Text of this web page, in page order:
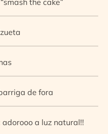
de fora
a luz natural!!